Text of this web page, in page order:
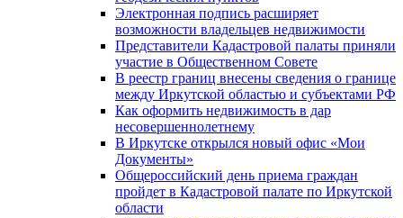
Электронная подпись расширяет
возможности владельцев недвижимости
Представители Кадастровой палаты приняли
участие в Общественном Совете
В реестр границ внесены сведения о границе
между Иркутской областью и субъектами РФ
Как оформить недвижимость в дар
несовершеннолетнему
В Иркутске открылся новый офис «Мои
Документы»
Общероссийский день приема граждан
пройдет в Кадастровой палате по Иркутской
области